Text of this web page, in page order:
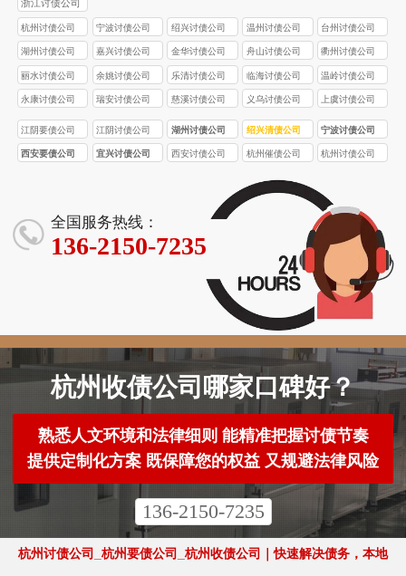
浙江讨债公司
杭州讨债公司 宁波讨债公司 绍兴讨债公司 温州讨债公司 台州讨债公司
湖州讨债公司 嘉兴讨债公司 金华讨债公司 舟山讨债公司 衢州讨债公司
丽水讨债公司 余姚讨债公司 乐清讨债公司 临海讨债公司 温岭讨债公司
永康讨债公司 瑞安讨债公司 慈溪讨债公司 义乌讨债公司 上虞讨债公司
江阴要债公司 江阴讨债公司 湖州讨债公司 绍兴清债公司 宁波讨债公司
西安要债公司 宜兴讨债公司 西安讨债公司 杭州催债公司 杭州讨债公司
全国服务热线：
136-2150-7235
杭州收债公司哪家口碑好？
熟悉人文环境和法律细则 能精准把握讨债节奏
提供定制化方案 既保障您的权益 又规避法律风险
136-2150-7235
杭州讨债公司_杭州要债公司_杭州收债公司｜快速解决债务，本地